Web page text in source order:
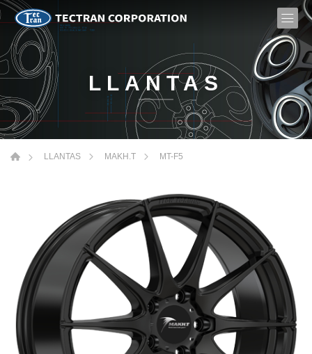
LLANTAS
LLANTAS MAKH.T MT-F5